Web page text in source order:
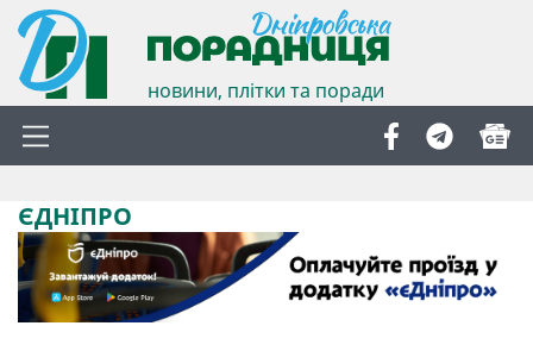
новини, плітки та поради
ЄДНІПРО